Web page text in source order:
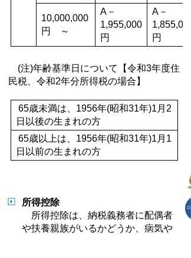
10,000,000
円 ～
A－
1,955,000
円
A－
1,855,000
円
(注)年齢基準日について【令和3年度住
民税、令和2年分所得税の場合】
65歳未満は、1956年(昭和31年)1月2
日以後の生まれの方
65歳以上は、1956年(昭和31年)1月1
日以前の生まれの方
所得控除
所得控除は、納税義務者に配偶者
や扶養親族がいるかどうか、病気や